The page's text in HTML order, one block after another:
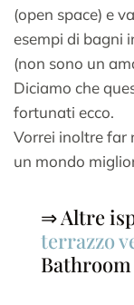
(open space) e
esempi di bagni
(non sono un
Diciamo che
fortunati ecco.
Vorrei inoltre far
un mondo
⇒ Altre
terrazzo